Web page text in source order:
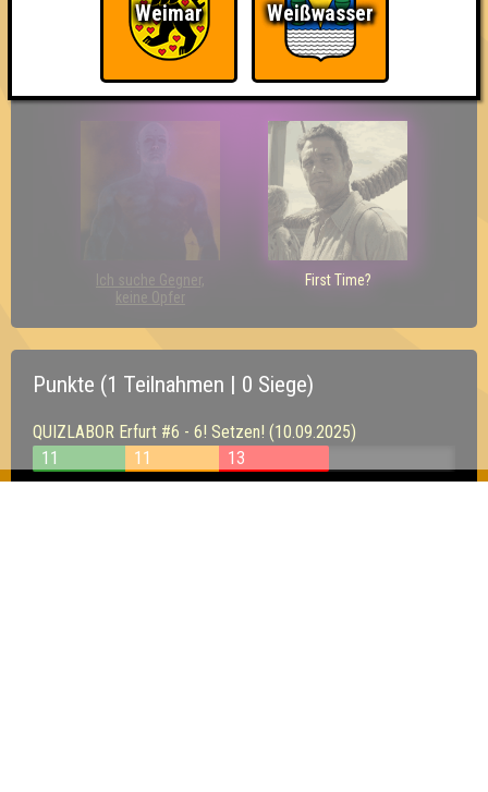
Eindeutiger Sieg Duelist Bin ich schon drin?
Ich suche Gegner,
keine Opfer
First Time?
Punkte (1 Teilnahmen | 0 Siege)
QUIZLABOR Erfurt #6 - 6! Setzen! (10.09.2025)
11
11 13
Weimar Weißwasser